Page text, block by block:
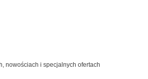
nowościach i specjalnych ofertach